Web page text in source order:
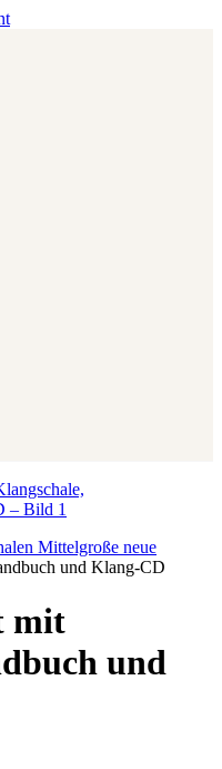
Mittelgroße neue
und Klang-CD
mit
und